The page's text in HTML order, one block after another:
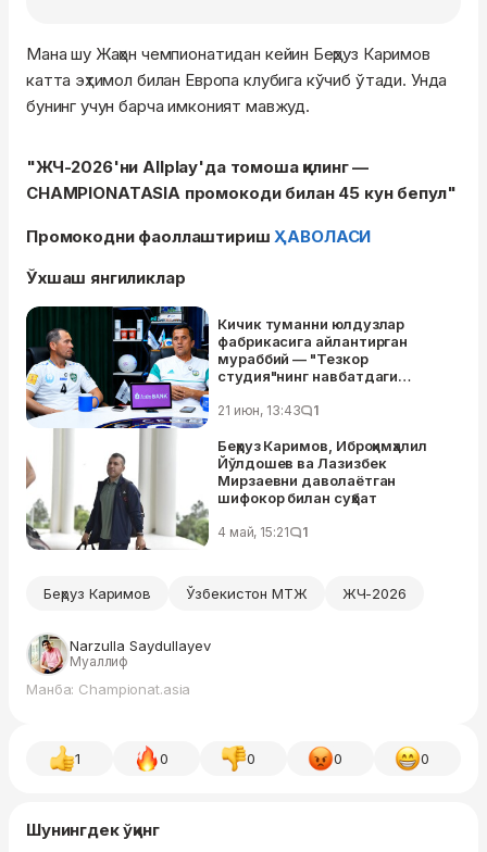
Мана шу Жаҳон чемпионатидан кейин Беҳруз Каримов
катта эҳтимол билан Европа клубига кўчиб ўтади. Унда
бунинг учун барча имконият мавжуд.
"ЖЧ-2026'ни Allplay'да томоша қилинг —
CHAMPIONATASIA промокоди билан 45 кун бепул"
Промокодни фаоллаштиришҲАВОЛАСИ
Ўхшаш янгиликлар
Кичик туманни юлдузлар
фабрикасига айлантирган
мураббий — "Тезкор
студия"нинг навбатдаги
фикрлар
21 июн, 13:43 1
Беҳруз Каримов, Иброҳимҳалил
Йўлдошев ва Лазизбек
Мирзаевни даволаётган
шифокор билан суҳбат
4 май, 15:21 1
Беҳруз Каримов Ўзбекистон МТЖ ЖЧ-2026
Narzulla Saydullayev
Муаллиф
Манба: Championat.asia
1 0 0 0 0
Шунингдек ўқинг